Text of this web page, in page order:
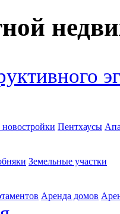
Пентхаусы
Земельные участки
Аренда домов